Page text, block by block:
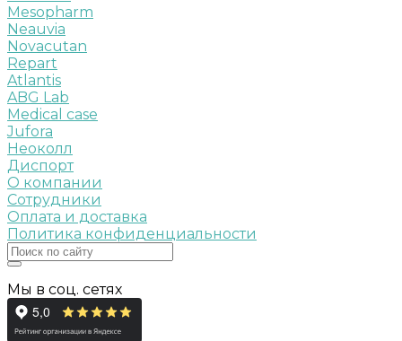
Mesopharm
Neauvia
Novacutan
Repart
Atlantis
ABG Lab
Medical case
Jufora
Неоколл
Диспорт
О компании
Сотрудники
Оплата и доставка
Политика конфиденциальности
Мы в соц. сетях